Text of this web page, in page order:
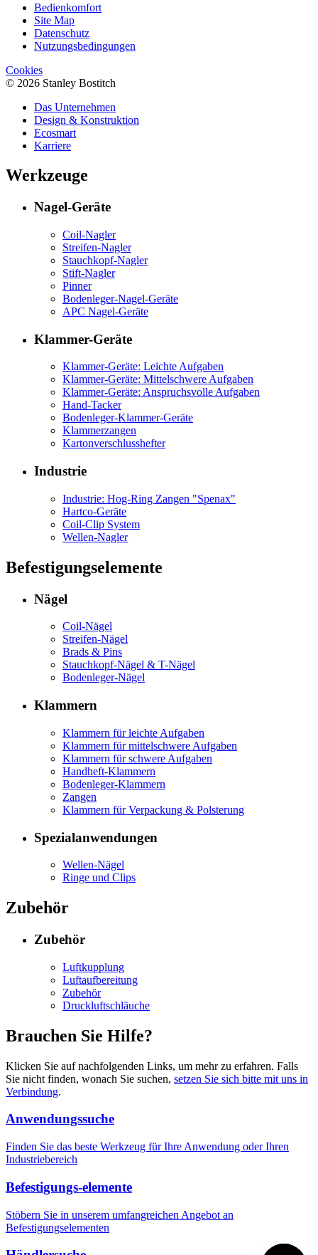
Bedienkomfort
Site Map
Datenschutz
Nutzungsbedingungen
Cookies
© 2026 Stanley Bostitch
Das Unternehmen
Design & Konstruktion
Ecosmart
Karriere
Werkzeuge
Nagel-Geräte
Coil-Nagler
Streifen-Nagler
Stauchkopf-Nagler
Stift-Nagler
Pinner
Bodenleger-Nagel-Geräte
APC Nagel-Geräte
Klammer-Geräte
Klammer-Geräte: Leichte Aufgaben
Klammer-Geräte: Mittelschwere Aufgaben
Klammer-Geräte: Anspruchsvolle Aufgaben
Hand-Tacker
Bodenleger-Klammer-Geräte
Klammerzangen
Kartonverschlusshefter
Industrie
Industrie: Hog-Ring Zangen "Spenax"
Hartco-Geräte
Coil-Clip System
Wellen-Nagler
Befestigungselemente
Nägel
Coil-Nägel
Streifen-Nägel
Brads & Pins
Stauchkopf-Nägel & T-Nägel
Bodenleger-Nägel
Klammern
Klammern für leichte Aufgaben
Klammern für mittelschwere Aufgaben
Klammern für schwere Aufgaben
Handheft-Klammern
Bodenleger-Klammern
Zangen
Klammern für Verpackung & Polsterung
Spezialanwendungen
Wellen-Nägel
Ringe und Clips
Zubehör
Zubehör
Luftkupplung
Luftaufbereitung
Zubehör
Druckluftschläuche
Brauchen Sie Hilfe?
Klicken Sie auf nachfolgenden Links, um mehr zu erfahren. Falls
Sie nicht finden, wonach Sie suchen, setzen Sie sich bitte mit uns in
Verbindung.
Anwendungssuche
Finden Sie das beste Werkzeug für Ihre Anwendung oder Ihren
Industriebereich
Befestigungs-elemente
Stöbern Sie in unserem umfangreichen Angebot an
Befestigungselementen